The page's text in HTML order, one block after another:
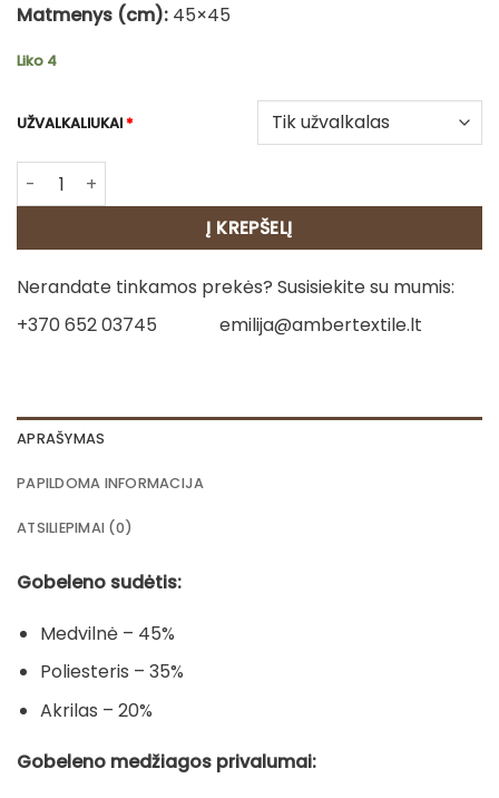
Matmenys (cm): 45×45
Liko 4
UŽVALKALIUKAI*
produkto kiekis: Dvipusė gobeleno pagalvėlė – Katinas
Į KREPŠELĮ
Nerandate tinkamos prekės? Susisiekite su mumis:
+370 652 03745
emilija@ambertextile.lt
APRAŠYMAS
PAPILDOMA INFORMACIJA
ATSILIEPIMAI (0)
Gobeleno sudėtis:
Medvilnė – 45%
Poliesteris – 35%
Akrilas – 20%
Gobeleno medžiagos privalumai: